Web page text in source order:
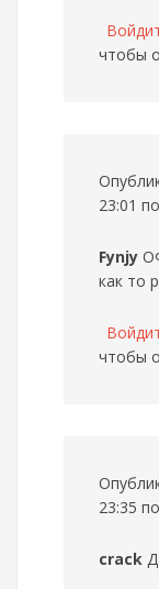
чтобы
23:01
Fynjy
как то
чтобы
23:35
crack